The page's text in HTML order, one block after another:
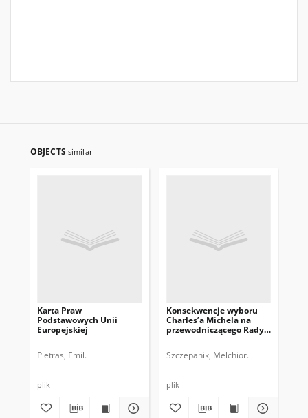
OBJECTS similar
Karta Praw
Podstawowych Unii
Europejskiej
Pietras, Emil.
plik
Konsekwencje wyboru
Charles’a Michela na
przewodniczącego Rady
Szczepanik, Melchior.
plik